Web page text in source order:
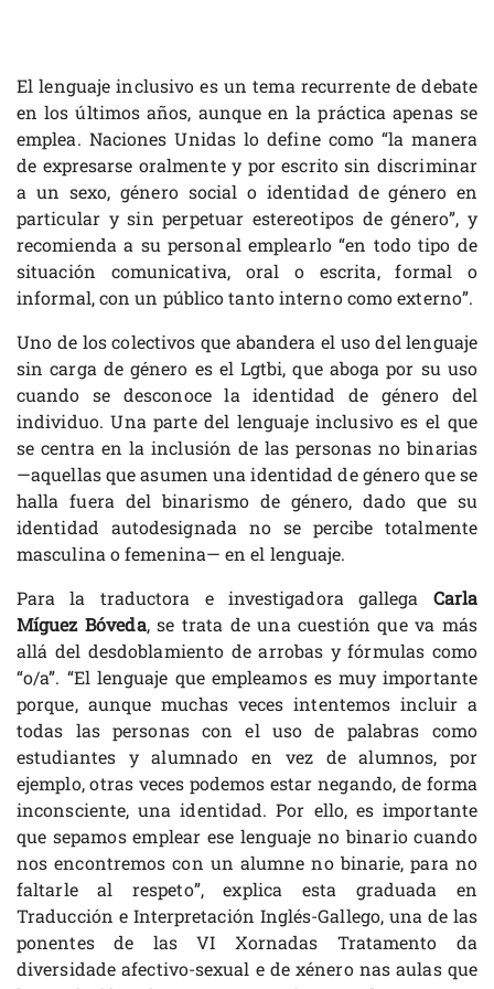
El lenguaje inclusivo es un tema recurrente de debate
en los últimos años, aunque en la práctica apenas se
emplea. Naciones Unidas lo define como “la manera
de expresarse oralmente y por escrito sin discriminar
a un sexo, género social o identidad de género en
particular y sin perpetuar estereotipos de género”, y
recomienda a su personal emplearlo “en todo tipo de
situación comunicativa, oral o escrita, formal o
informal, con un público tanto interno como externo”.
Uno de los colectivos que abandera el uso del lenguaje
sin carga de género es el Lgtbi, que aboga por su uso
cuando se desconoce la identidad de género del
individuo. Una parte del lenguaje inclusivo es el que
se centra en la inclusión de las personas no binarias
—aquellas que asumen una identidad de género que se
halla fuera del binarismo de género, dado que su
identidad autodesignada no se percibe totalmente
masculina o femenina— en el lenguaje.
Para la traductora e investigadora gallega Carla
Míguez Bóveda, se trata de una cuestión que va más
allá del desdoblamiento de arrobas y fórmulas como
“o/a”. “El lenguaje que empleamos es muy importante
porque, aunque muchas veces intentemos incluir a
todas las personas con el uso de palabras como
estudiantes y alumnado en vez de alumnos, por
ejemplo, otras veces podemos estar negando, de forma
inconsciente, una identidad. Por ello, es importante
que sepamos emplear ese lenguaje no binario cuando
nos encontremos con un alumne no binarie, para no
faltarle al respeto”, explica esta graduada en
Traducción e Interpretación Inglés-Gallego, una de las
ponentes de las VI Xornadas Tratamento da
diversidade afectivo-sexual e de xénero nas aulas que